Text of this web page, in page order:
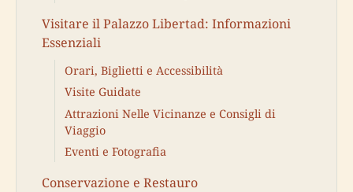
Visitare il Palazzo Libertad: Informazioni
Essenziali
Orari, Biglietti e Accessibilità
Visite Guidate
Attrazioni Nelle Vicinanze e Consigli di
Viaggio
Eventi e Fotografia
Conservazione e Restauro